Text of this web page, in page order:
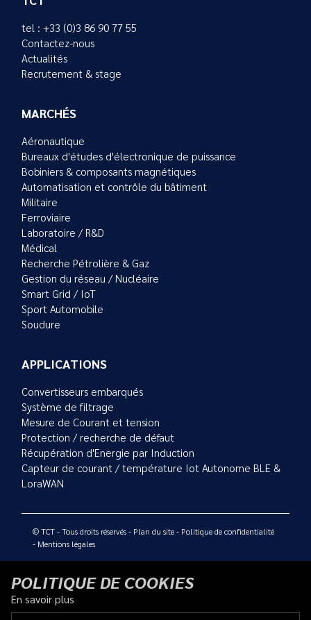
tel : +33 (0)3 86 90 77 55
Contactez-nous
Actualités
Recrutement & stage
MARCHÉS
Aéronautique
Bureaux d'études d'électronique de puissance
Bobiniers & composants magnétiques
Automatisation et contrôle du bâtiment
Militaire
Ferroviaire
Laboratoire / R&D
Médical
Recherche Pétrolière & Gaz
Gestion du réseau / Nucléaire
Smart Grid / IoT
Sport Automobile
Soudure
APPLICATIONS
Convertisseurs embarqués
Système de filtrage
Mesure de Courant et tension
Protection / recherche de défaut
Récupération d'Energie par Induction
Capteur de courant / température Iot Autonome BLE &
LoraWAN
© TCT - Tous droits réservés - Plan du site- Politique de confidentialité
- Mentions légales
POLITIQUE DE COOKIES
En savoir plus